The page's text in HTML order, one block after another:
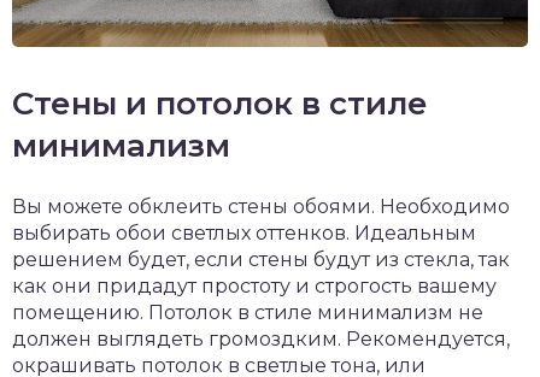
Стены и потолок в стиле
минимализм
Вы можете обклеить стены обоями. Необходимо
выбирать обои светлых оттенков. Идеальным
решением будет, если стены будут из стекла, так
как они придадут простоту и строгость вашему
помещению. Потолок в стиле минимализм не
должен выглядеть громоздким. Рекомендуется,
окрашивать потолок в светлые тона, или